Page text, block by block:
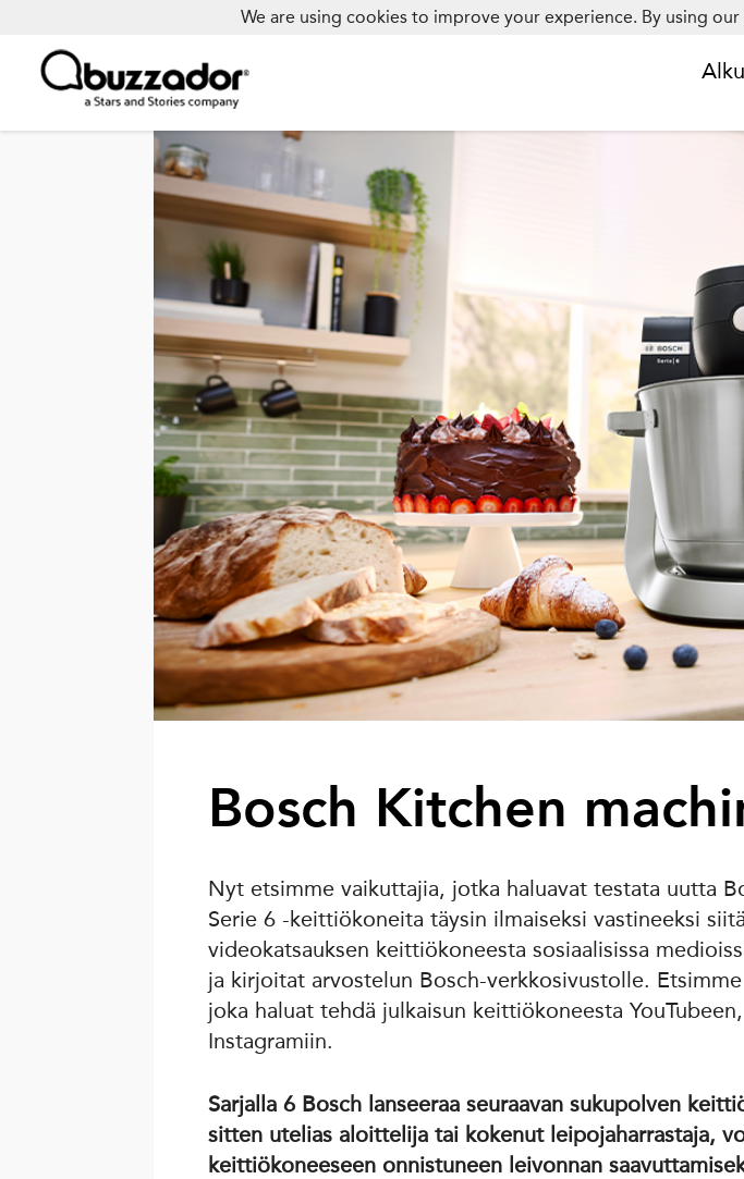
Bosch Kitchen
Nyt etsimme vaikuttajia, jotka haluavat testata uutta
Serie 6 -keittiökoneita täysin ilmaiseksi vastineeksi
videokatsauksen keittiökoneesta sosiaalisissa
ja kirjoitat arvostelun Bosch-verkkosivustolle. Etsimme
joka haluat tehdä julkaisun keittiökoneesta
Instagramiin.
Sarjalla 6 Bosch lanseeraa seuraavan sukupolven
sitten utelias aloittelija tai kokenut leipojaharrastaja,
keittiökoneeseen onnistuneen leivonnan
We are using cookies to improve your experience. By using